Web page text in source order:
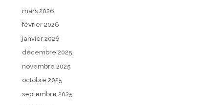
mars 2026
février 2026
janvier 2026
décembre 2025
novembre 2025
octobre 2025
septembre 2025